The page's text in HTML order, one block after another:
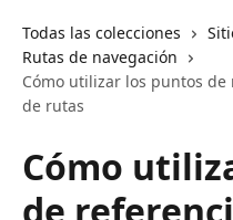
Todas las colecciones
Rutas de navegación
Cómo utilizar los puntos
de rutas
Cómo